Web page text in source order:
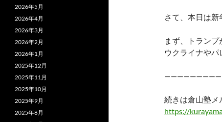
さて、本日は新
まず、トランプ
ウクライナやパ
続きは倉山塾メ
https://
2026年5月
2026年4月
2026年3月
2026年2月
2026年1月
2025年12月
2025年11月
2025年10月
2025年9月
2025年8月